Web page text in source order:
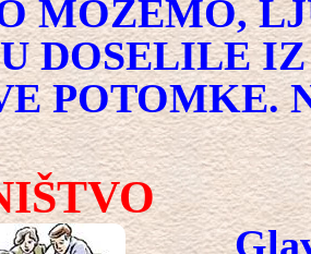
MOŽEMO,
DOSELILE
POTOMKE.